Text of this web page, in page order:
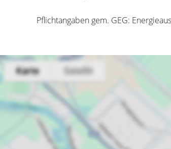
Pflichtangaben gem. GEG: